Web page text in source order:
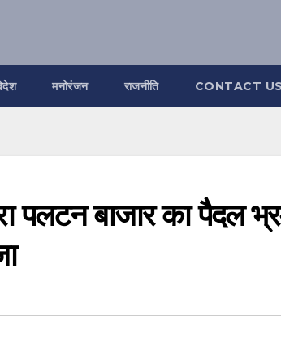
मनोरंजन राजनीति CONTACT US
पलटन बाजार का पैदल